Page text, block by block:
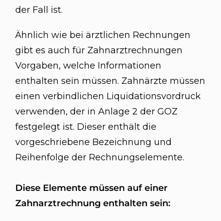
der Fall ist.
Ähnlich wie bei ärztlichen Rechnungen
gibt es auch für Zahnarztrechnungen
Vorgaben, welche Informationen
enthalten sein müssen. Zahnärzte müssen
einen verbindlichen Liquidationsvordruck
verwenden, der in Anlage 2 der GOZ
festgelegt ist. Dieser enthält die
vorgeschriebene Bezeichnung und
Reihenfolge der Rechnungselemente.
Diese Elemente müssen auf einer
Zahnarztrechnung enthalten sein: